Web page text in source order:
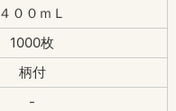
４００ｍＬ
1000枚
柄付
-